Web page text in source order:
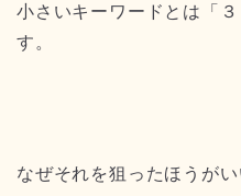
小さいキーワードとは「
す。
なぜそれを狙ったほうがい